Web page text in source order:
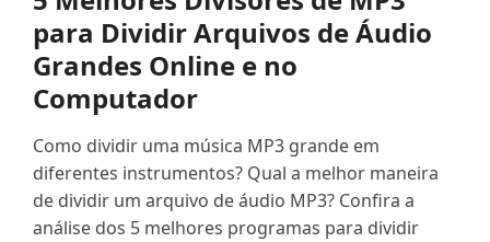
para Dividir Arquivos de Áudio
Grandes Online e no
Computador
Como dividir uma música MP3 grande em
diferentes instrumentos? Qual a melhor maneira
de dividir um arquivo de áudio MP3? Confira a
análise dos 5 melhores programas para dividir